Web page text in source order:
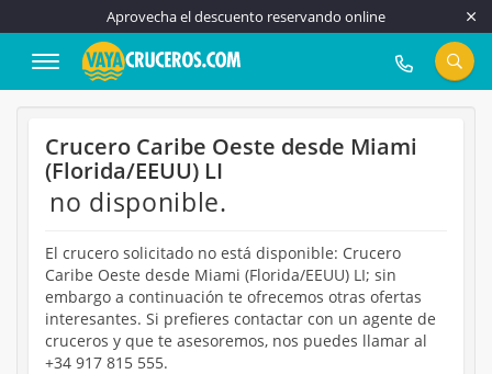
Aprovecha el descuento reservando online
917 815 555
Crucero Caribe Oeste desde Miami
(Florida/EEUU) LI
no disponible.
El crucero solicitado no está disponible: Crucero
Caribe Oeste desde Miami (Florida/EEUU) LI; sin
embargo a continuación te ofrecemos otras ofertas
interesantes. Si prefieres contactar con un agente de
cruceros y que te asesoremos, nos puedes llamar al
+34 917 815 555.